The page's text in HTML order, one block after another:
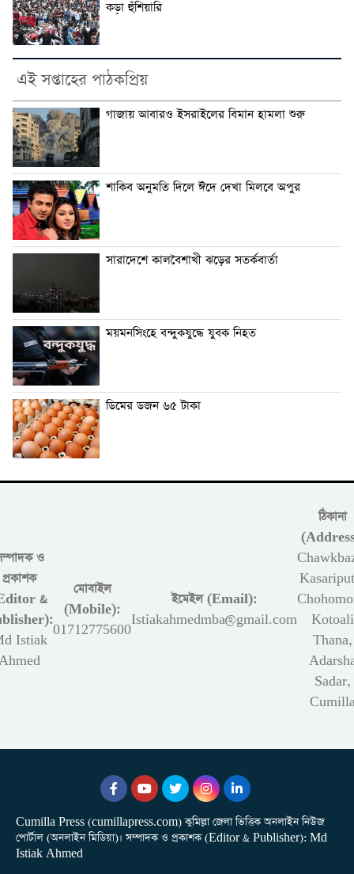
কড়া হুঁশিয়ারি
এই সপ্তাহের পাঠকপ্রিয়
গাজায় আবারও ইসরাইলের বিমান হামলা শুরু
শাকিব অনুমতি দিলে ঈদে দেখা মিলবে অপুর
সারাদেশে কালবৈশাখী ঝড়ের সতর্কবার্তা
ময়মনসিংহে বন্দুকযুদ্ধে যুবক নিহত
ডিমের ডজন ৬৫ টাকা
ও
প্রকাশক
&
Istiak
মোবাইল
(Mobile):
01712775600
ইমেইল (Email):
Istiakahmedmba@gmail.com
ঠিকানা
Kotoali
Thana,
Sadar,
Cumilla Press (cumillapress.com) কুমিল্লা জেলা ভিত্তিক অনলাইন নিউজ
পোর্টাল (অনলাইন মিডিয়া)। সম্পাদক ও প্রকাশক (Editor & Publisher): Md
Istiak Ahmed